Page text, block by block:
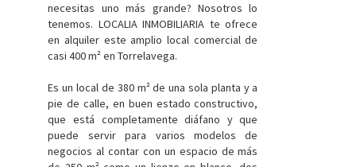
necesitas uno más grande? Nosotros lo
tenemos. LOCALIA INMOBILIARIA te ofrece
en alquiler este amplio local comercial de
casi 400 m² en Torrelavega.
Es un local de 380 m² de una sola planta y a
pie de calle, en buen estado constructivo,
que está completamente diáfano y que
puede servir para varios modelos de
negocios al contar con un espacio de más